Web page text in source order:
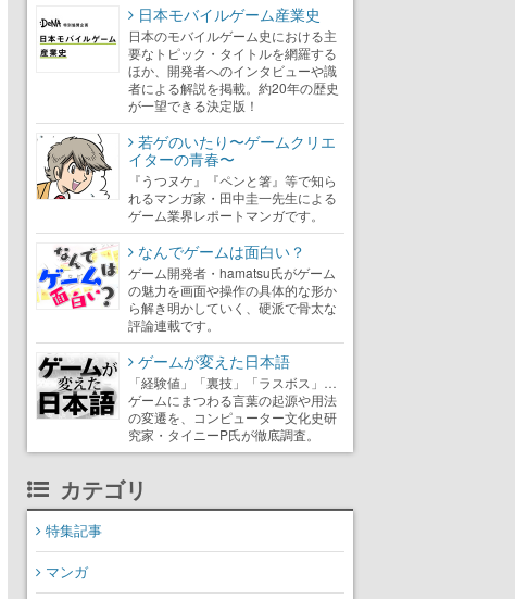
日本モバイルゲーム産業史
日本のモバイルゲーム史における主
要なトピック・タイトルを網羅する
ほか、開発者へのインタビューや識
者による解説を掲載。約20年の歴史
が一望できる決定版！
若ゲのいたり〜ゲームクリエ
イターの青春〜
『うつヌケ』『ペンと箸』等で知ら
れるマンガ家・田中圭一先生による
ゲーム業界レポートマンガです。
なんでゲームは面白い？
ゲーム開発者・hamatsu氏がゲーム
の魅力を画面や操作の具体的な形か
ら解き明かしていく、硬派で骨太な
評論連載です。
ゲームが変えた日本語
「経験値」「裏技」「ラスボス」…
ゲームにまつわる言葉の起源や用法
の変遷を、コンピューター文化史研
究家・タイニーP氏が徹底調査。
カテゴリ
特集記事
マンガ